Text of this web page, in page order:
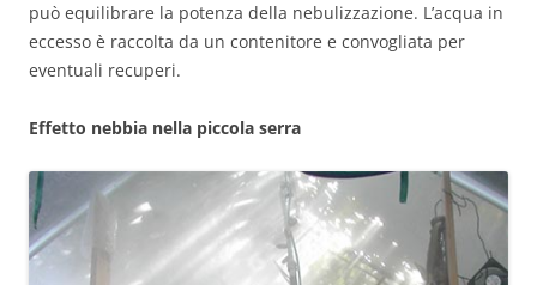
può equilibrare la potenza della nebulizzazione. L’acqua in
eccesso è raccolta da un contenitore e convogliata per
eventuali recuperi.
Effetto nebbia nella piccola serra